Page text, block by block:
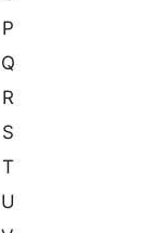
P
Q
R
S
T
U